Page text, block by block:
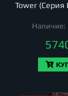
Tower (Серия
Наличие: